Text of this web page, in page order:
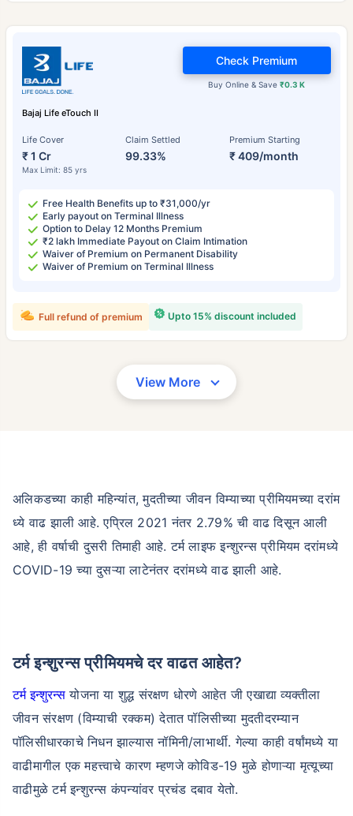
Bajaj Life eTouch II
Life Cover
₹ 1 Cr
Max Limit: 85 yrs
Claim Settled
99.33%
Premium Starting
₹ 409/month
Buy Online & Save₹0.3 K
Check Premium
Free Health Benefits up to ₹31,000/yr
Early payout on Terminal Illness
Option to Delay 12 Months Premium
₹2 lakh Immediate Payout on Claim Intimation
Waiver of Premium on Permanent Disability
Waiver of Premium on Terminal Illness
Upto 15% discount included
Full refund of premium
View More
अलिकडच्या काही महिन्यांत, मुदतीच्या जीवन विम्याच्या प्रीमियमच्या दरांम
ध्ये वाढ झाली आहे. एप्रिल 2021 नंतर 2.79% ची वाढ दिसून आली
आहे, ही वर्षाची दुसरी तिमाही आहे. टर्म लाइफ इन्शुरन्स प्रीमियम दरांमध्ये
COVID-19 च्या दुसऱ्या लाटेनंतर दरांमध्ये वाढ झाली आहे.
टर्म इन्शुरन्स प्रीमियमचे दर वाढत आहेत?
टर्म इन्शुरन्स योजना या शुद्ध संरक्षण धोरणे आहेत जी एखाद्या व्यक्तीला
जीवन संरक्षण (विम्याची रक्कम) देतात पॉलिसीच्या मुदतीदरम्यान
पॉलिसीधारकाचे निधन झाल्यास नॉमिनी/लाभार्थी. गेल्या काही वर्षांमध्ये या
वाढीमागील एक महत्त्वाचे कारण म्हणजे कोविड-19 मुळे होणाऱ्या मृत्यूच्या
वाढीमुळे टर्म इन्शुरन्स कंपन्यांवर प्रचंड दबाव येतो.